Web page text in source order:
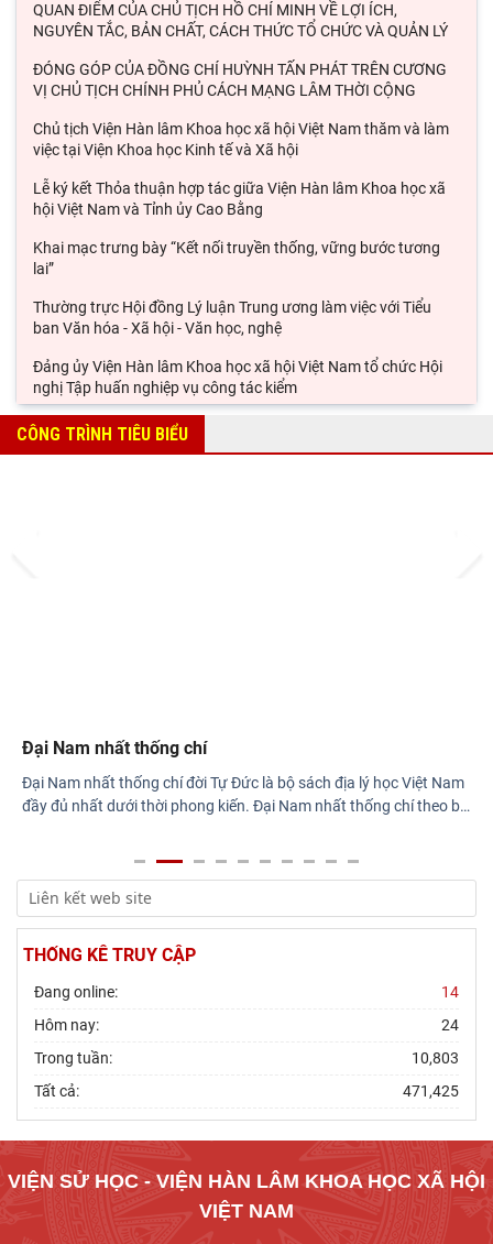
QUAN ĐIỂM CỦA CHỦ TỊCH HỒ CHÍ MINH VỀ LỢI ÍCH,
NGUYÊN TẮC, BẢN CHẤT, CÁCH THỨC TỔ CHỨC VÀ QUẢN LÝ
ĐÓNG GÓP CỦA ĐỒNG CHÍ HUỲNH TẤN PHÁT TRÊN CƯƠNG
VỊ CHỦ TỊCH CHÍNH PHỦ CÁCH MẠNG LÂM THỜI CỘNG
Chủ tịch Viện Hàn lâm Khoa học xã hội Việt Nam thăm và làm
việc tại Viện Khoa học Kinh tế và Xã hội
Lễ ký kết Thỏa thuận hợp tác giữa Viện Hàn lâm Khoa học xã
hội Việt Nam và Tỉnh ủy Cao Bằng
Khai mạc trưng bày “Kết nối truyền thống, vững bước tương
lai”
Thường trực Hội đồng Lý luận Trung ương làm việc với Tiểu
ban Văn hóa - Xã hội - Văn học, nghệ
Đảng ủy Viện Hàn lâm Khoa học xã hội Việt Nam tổ chức Hội
nghị Tập huấn nghiệp vụ công tác kiểm
Viện Sử học tham gia Hội thảo khoa học quốc gia "Danh nhân
CÔNG TRÌNH TIÊU BIỂU
Đại Nam nhất thống chí
Đại Nam nhất thống chí đời Tự Đức là bộ sách địa lý học Việt Nam
đầy đủ nhất dưới thời phong kiến. Đại Nam nhất thống chí theo …
THỐNG KÊ TRUY CẬP
Đang online:
14
Hôm nay:
24
Trong tuần:
10,803
Tất cả:
471,425
VIỆN SỬ HỌC - VIỆN HÀN LÂM KHOA HỌC XÃ HỘI
VIỆT NAM